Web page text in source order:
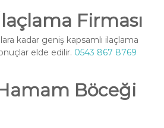
Firması
kadar geniş kapsamlı ilaçlama
elde edilir. 0543 867 8769
Böceği